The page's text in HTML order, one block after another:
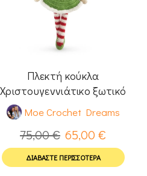
Πλεκτή κούκλα
Χριστουγεννιάτικο ξωτικό
(25εκ) συλλεκτική έκδοση
Moe Crochet Dreams
75,00€ 65,00€
ΔΙΑΒΆΣΤΕ ΠΕΡΙΣΣΌΤΕΡΑ